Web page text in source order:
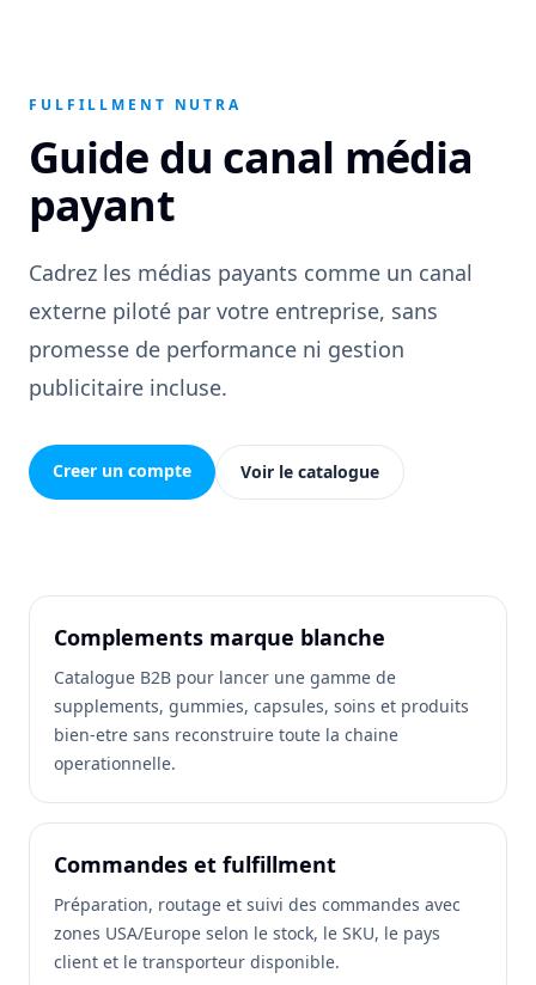
FULFILLMENT NUTRA
Guide du canal média
payant
Cadrez les médias payants comme un canal
externe piloté par votre entreprise, sans
promesse de performance ni gestion
publicitaire incluse.
Creer un compte Voir le catalogue
Complements marque blanche
Catalogue B2B pour lancer une gamme de
supplements, gummies, capsules, soins et produits
bien-etre sans reconstruire toute la chaine
operationnelle.
Commandes et fulfillment
Préparation, routage et suivi des commandes avec
zones USA/Europe selon le stock, le SKU, le pays
client et le transporteur disponible.